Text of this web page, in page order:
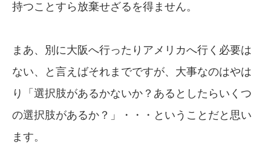
持つことすら放棄せざるを得ません。
まあ、別に大阪へ行ったりアメリカへ行く必要は
ない、と言えばそれまでですが、大事なのはやは
り「選択肢があるかないか？あるとしたらいくつ
の選択肢があるか？」・・・ということだと思い
ます。